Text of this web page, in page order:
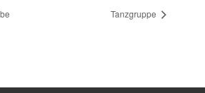
Tanzgruppe